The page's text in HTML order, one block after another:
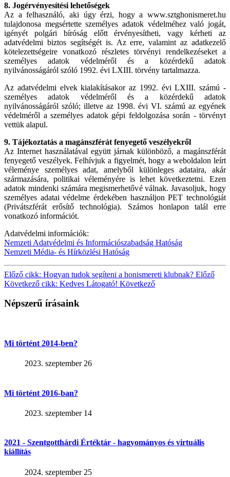
8. Jogérvényesítési lehetőségek
Az a felhasználó, aki úgy érzi, hogy a www.sztghonismeret.hu
tulajdonosa megsértette személyes adatok védelméhez való jogát,
igényét polgári bíróság előtt érvényesítheti, vagy kérheti az
adatvédelmi biztos segítségét is. Az erre, valamint az adatkezelő
kötelezettségeire vonatkozó részletes törvényi rendelkezéseket a
személyes adatok védelméről és a közérdekű adatok
nyilvánosságáról szóló 1992. évi LXIII. törvény tartalmazza.
Az adatvédelmi elvek kialakításakor az 1992. évi LXIII. számú -
személyes adatok védelméről és a közérdekű adatok
nyilvánosságáról szóló; illetve az 1998. évi VI. számú az egyének
védelméről a személyes adatok gépi feldolgozása során - törvényt
vettük alapul.
9. Tájékoztatás a magánszférát fenyegető veszélyekről
Az Internet használatával együtt járnak különböző, a magánszférát
fenyegető veszélyek. Felhívjuk a figyelmét, hogy a weboldalon leírt
véleménye személyes adat, amelyből különleges adataira, akár
származására, politikai véleményére is lehet következtetni. Ezen
adatok mindenki számára megismerhetővé válnak. Javasoljuk, hogy
személyes adatai védelme érdekében használjon PET technológiát
(Privátszférát erősítő technológia). Számos honlapon talál erre
vonatkozó információt.
Adatvédelmi információk:
Nemzeti Adatvédelmi és Információszabadság Hatóság
Nemzeti Média- és Hírközlési Hatóság
Előző cikk: Hogyan tudok segíteni a honismereti klubnak? Előző
Következő cikk: Kedves Látogató! Következő
Népszerű írásaink
Mi történt 2014-ben?
2023. szeptember 26
Mi történt 2016-ban?
2023. szeptember 14
2021 - Szentgotthárdi Értéktár - hagyományos és virtuális
kiállítás
2024. szeptember 25